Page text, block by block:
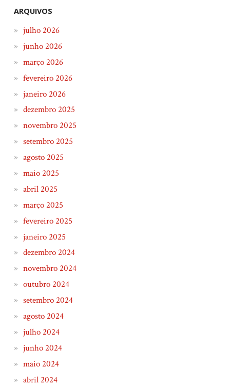
ARQUIVOS
julho 2026
junho 2026
março 2026
fevereiro 2026
janeiro 2026
dezembro 2025
novembro 2025
setembro 2025
agosto 2025
maio 2025
abril 2025
março 2025
fevereiro 2025
janeiro 2025
dezembro 2024
novembro 2024
outubro 2024
setembro 2024
agosto 2024
julho 2024
junho 2024
maio 2024
abril 2024